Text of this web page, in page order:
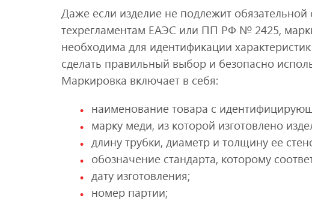
Даже если изделие не подлежит обязательной
техрегламентам ЕАЭС или ПП РФ № 2425,
необходима для идентификации
сделать правильный выбор и безопасно
Маркировка включает в себя:
наименование товара с
марку меди, из которой изготовлено
длину трубки, диаметр и толщину ее
обозначение стандарта, которому
дату изготовления;
номер партии;